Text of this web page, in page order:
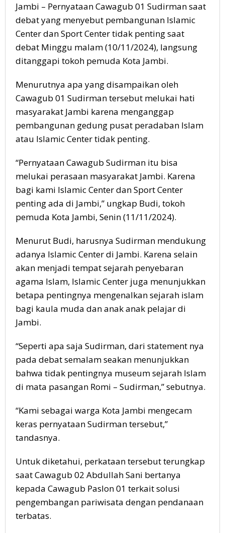
Jambi – Pernyataan Cawagub 01 Sudirman saat
debat yang menyebut pembangunan Islamic
Center dan Sport Center tidak penting saat
debat Minggu malam (10/11/2024), langsung
ditanggapi tokoh pemuda Kota Jambi.
Menurutnya apa yang disampaikan oleh
Cawagub 01 Sudirman tersebut melukai hati
masyarakat Jambi karena menganggap
pembangunan gedung pusat peradaban Islam
atau Islamic Center tidak penting.
“Pernyataan Cawagub Sudirman itu bisa
melukai perasaan masyarakat Jambi. Karena
bagi kami Islamic Center dan Sport Center
penting ada di Jambi,” ungkap Budi, tokoh
pemuda Kota Jambi, Senin (11/11/2024).
Menurut Budi, harusnya Sudirman mendukung
adanya Islamic Center di Jambi. Karena selain
akan menjadi tempat sejarah penyebaran
agama Islam, Islamic Center juga menunjukkan
betapa pentingnya mengenalkan sejarah islam
bagi kaula muda dan anak anak pelajar di
Jambi.
“Seperti apa saja Sudirman, dari statement nya
pada debat semalam seakan menunjukkan
bahwa tidak pentingnya museum sejarah Islam
di mata pasangan Romi – Sudirman,” sebutnya.
“Kami sebagai warga Kota Jambi mengecam
keras pernyataan Sudirman tersebut,”
tandasnya.
Untuk diketahui, perkataan tersebut terungkap
saat Cawagub 02 Abdullah Sani bertanya
kepada Cawagub Paslon 01 terkait solusi
pengembangan pariwisata dengan pendanaan
terbatas.